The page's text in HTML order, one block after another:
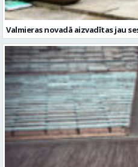
Valmieras novadā aizvadītas jau